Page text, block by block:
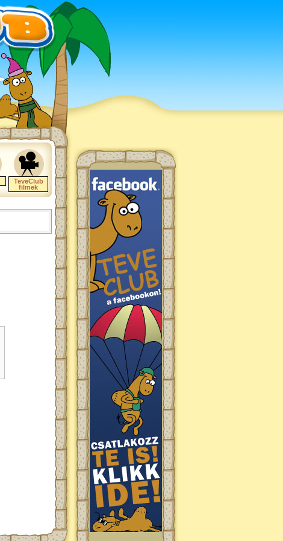
TeveClub
filmek